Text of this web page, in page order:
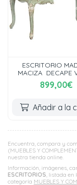
Encuentra, compara y
(MUEBLES Y
nuestra tienda online.
Información, imágenes,
ESCRITORIOS, listada en
categoría MUEBLES Y
ESCRITORIO
MACIZA DECAPE
899,00€
Añadir a la